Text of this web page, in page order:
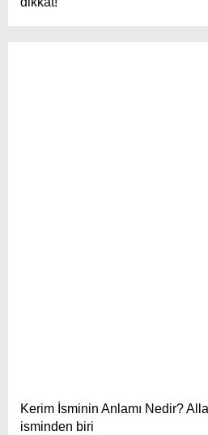
Kerim İsminin Anlamı Nedir?
isminden biri